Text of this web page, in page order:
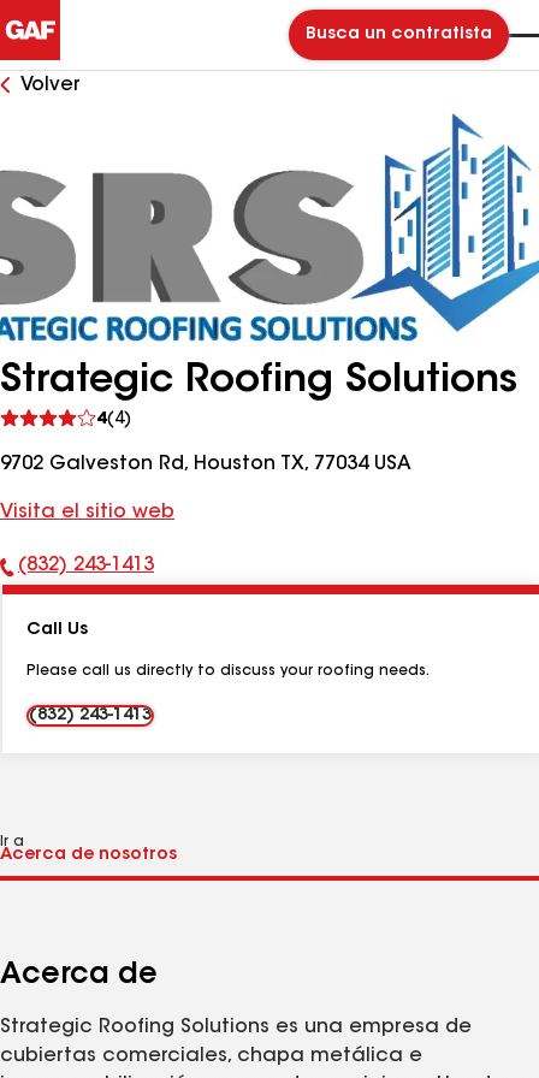
Busca un contratista
Volver
Strategic Roofing Solutions
4(4)
comentarios
9702 Galveston Rd, Houston TX, 77034 USA
Visita el sitio web
Número
teléfono:
(832) 243-1413
Call Us
Please call us directly to discuss your roofing needs.
(832) 243-1413
Ir a
Acerca de
Strategic Roofing Solutions es una empresa de
cubiertas comerciales, chapa metálica e